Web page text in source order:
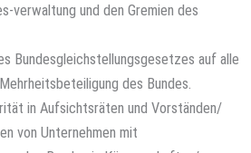
verwaltung und den Gremien des
Bundesgleichstellungsgesetzes auf alle
des Bundes.
in Aufsichtsräten und Vorständen/
von Unternehmen mit